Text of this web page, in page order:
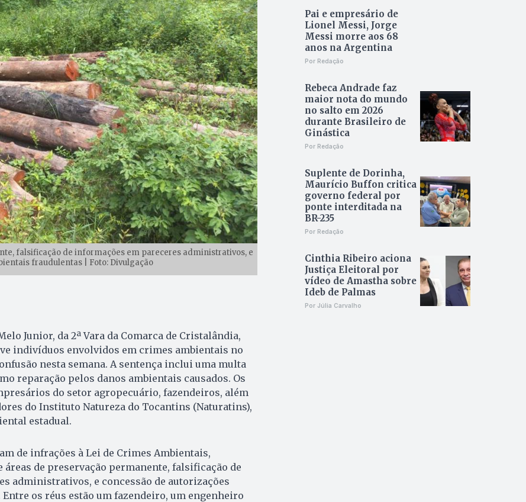
falsificação de informações em pareceres administrativos, e
fraudulentas | Foto: Divulgação
Junior, da 2ª Vara da Comarca de Cristalândia,
indivíduos envolvidos em crimes ambientais no
nesta semana. A sentença inclui uma multa
reparação pelos danos ambientais causados. Os
do setor agropecuário, fazendeiros, além
do Instituto Natureza do Tocantins (Naturatins),
estadual.
de infrações à Lei de Crimes Ambientais,
de preservação permanente, falsificação de
administrativos, e concessão de autorizações
os réus estão um fazendeiro, um engenheiro
Pai e empresário de
Lionel Messi, Jorge
Messi morre aos 68
anos na Argentina
Por Redação
Rebeca Andrade faz
maior nota do mundo
no salto em 2026
durante Brasileiro de
Ginástica
Por Redação
Suplente de Dorinha,
Maurício Buffon critica
governo federal por
ponte interditada na
BR-235
Por Redação
Cinthia Ribeiro aciona
Justiça Eleitoral por
vídeo de Amastha sobre
Ideb de Palmas
Por Júlia Carvalho